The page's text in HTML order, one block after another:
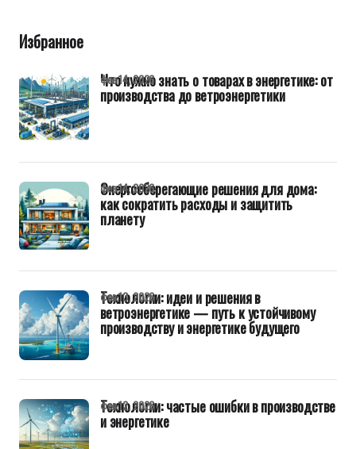
Избранное
Что нужно знать о товарах в энергетике: от
производства до ветроэнергетики
фев 14, 2026
Энергосберегающие решения для дома:
как сократить расходы и защитить
планету
фев 14, 2026
Технологии: идеи и решения в
ветроэнергетике — путь к устойчивому
производству и энергетике будущего
фев 13, 2026
Технологии: частые ошибки в производстве
и энергетике
фев 12, 2026